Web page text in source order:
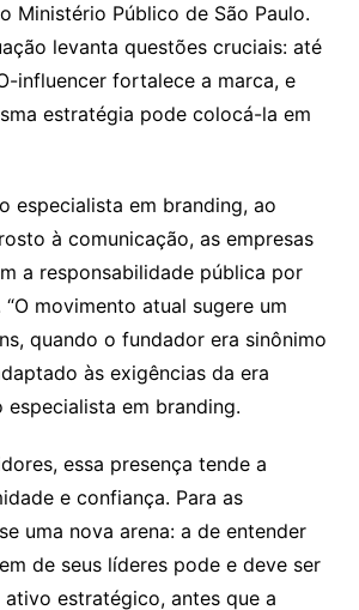
Ministério Público de São Paulo.
levanta questões cruciais: até
influencer fortalece a marca, e
estratégia pode colocá-la em
especialista em branding, ao
à comunicação, as empresas
a responsabilidade pública por
“O movimento atual sugere um
quando o fundador era sinônimo
às exigências da era
especialista em branding.
essa presença tende a
e confiança. Para as
uma nova arena: a de entender
de seus líderes pode e deve ser
estratégico, antes que a